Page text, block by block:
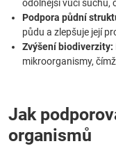
odolnější vůči suchu,
Podpora půdní
půdu a zlepšuje její
Zvýšení biodiverzity:
mikroorganismy,
Jak
organismů